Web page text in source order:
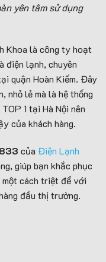
yên tâm sử dụng
Khoa là công ty hoạt
điện lạnh, chuyên
quận Hoàn Kiếm. Đây
nhỏ lẻ mà là hệ thống
1 tại Hà Nội nên
của khách hàng.
của Điện Lạnh
giúp bạn khắc phục
một cách triệt để với
đầu thị trường.